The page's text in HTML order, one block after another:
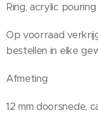
Ring, acrylic pouring
Op voorraad
bestellen in elke
Afmeting
12 mm doorsnede,